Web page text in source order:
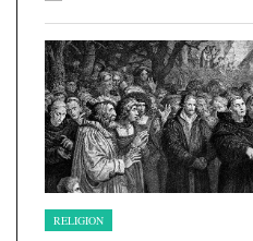
RELIGION